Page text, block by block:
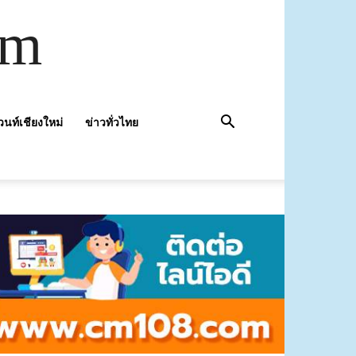
นท์เชียงใหม่ ข่าวทั่วไทย